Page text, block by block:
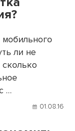
ли не
…
01.08.16